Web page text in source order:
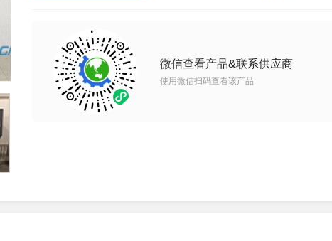
微信查看产品&联系供应商
使用微信扫码查看该产品